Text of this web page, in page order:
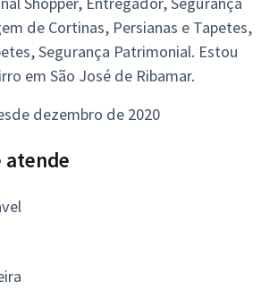
de Cortinas, Persianas e Tapetes,
Segurança Patrimonial. Estou
em São José de Ribamar.
dezembro de 2020
atende